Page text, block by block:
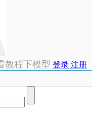
教程下模型 登录 注册